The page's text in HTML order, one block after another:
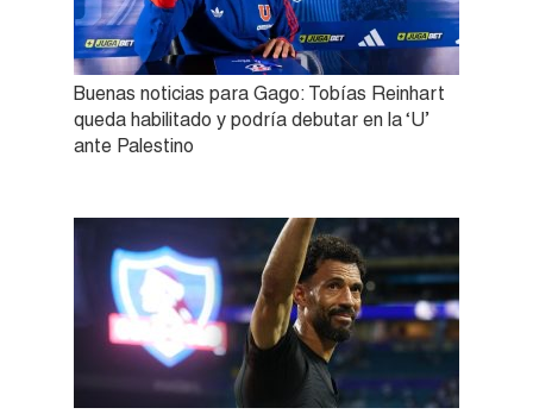
Buenas noticias para Gago: Tobías Reinhart
queda habilitado y podría debutar en la ‘U’
ante Palestino